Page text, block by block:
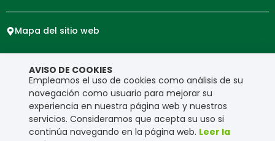
Mapa del sitio web
Copyright © Ensa. Todos los derechos reservados.
Política de privacidad
AVISO DE COOKIES
Empleamos el uso de cookies como análisis de su
navegación como usuario para mejorar su
experiencia en nuestra página web y nuestros
servicios. Consideramos que acepta su uso si
continúa navegando en la página web. Leer la